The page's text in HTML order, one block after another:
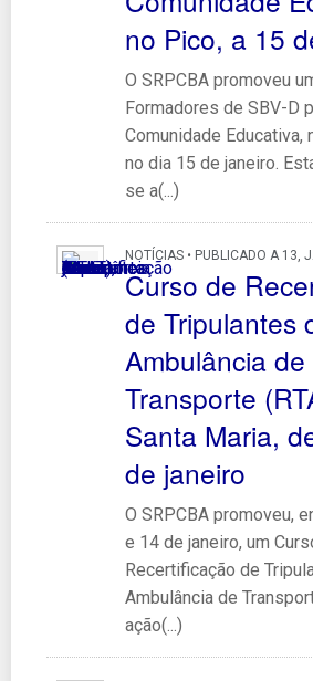
no Pico, a 15
O SRPCBA promoveu
Formadores de SBV-D
Comunidade Educativa,
no dia 15 de janeiro.
se a(...)
NOTÍCIAS • PUBLICADO A 13,
Curso de
de Tripulantes
Ambulância de
Transporte
Santa Maria,
de janeiro
O SRPCBA promoveu,
e 14 de janeiro, um
Recertificação de
Ambulância de
ação(...)